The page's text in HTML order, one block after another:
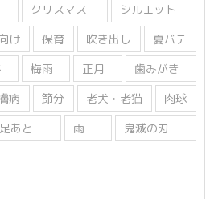
クリスマス
シルエット
け 保育 吹き出し
夏バテ
梅雨 正月
歯みがき
病 節分 老犬・老猫
肉球
足あと 雨 鬼滅の刃